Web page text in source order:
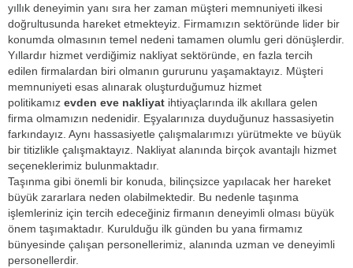
yıllık deneyimin yanı sıra her zaman müşteri memnuniyeti ilkesi
doğrultusunda hareket etmekteyiz. Firmamızın sektöründe lider bir
konumda olmasının temel nedeni tamamen olumlu geri dönüşlerdir.
Yıllardır hizmet verdiğimiz nakliyat sektöründe, en fazla tercih
edilen firmalardan biri olmanın gururunu yaşamaktayız. Müşteri
memnuniyeti esas alınarak oluşturduğumuz hizmet
politikamız evden eve nakliyat ihtiyaçlarında ilk akıllara gelen
firma olmamızın nedenidir. Eşyalarınıza duyduğunuz hassasiyetin
farkındayız. Aynı hassasiyetle çalışmalarımızı yürütmekte ve büyük
bir titizlikle çalışmaktayız. Nakliyat alanında birçok avantajlı hizmet
seçeneklerimiz bulunmaktadır.
Taşınma gibi önemli bir konuda, bilinçsizce yapılacak her hareket
büyük zararlara neden olabilmektedir. Bu nedenle taşınma
işlemleriniz için tercih edeceğiniz firmanın deneyimli olması büyük
önem taşımaktadır. Kurulduğu ilk günden bu yana firmamız
bünyesinde çalışan personellerimiz, alanında uzman ve deneyimli
personellerdir.